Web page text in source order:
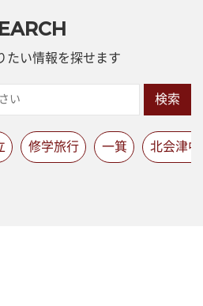
たい情報を探せます
検索
修学旅行 一箕 北会津中